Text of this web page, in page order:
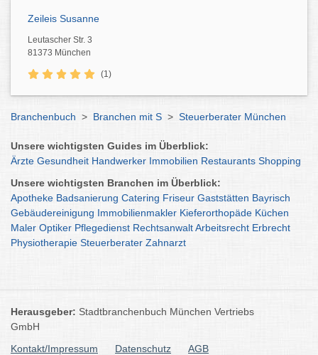
Zeileis Susanne
Leutascher Str. 3
81373 München
(1)
Branchenbuch > Branchen mit S > Steuerberater München
Unsere wichtigsten Guides im Überblick:
Ärzte Gesundheit Handwerker Immobilien Restaurants Shopping
Unsere wichtigsten Branchen im Überblick:
Apotheke Badsanierung Catering Friseur Gaststätten Bayrisch
Gebäudereinigung Immobilienmakler Kieferorthopäde Küchen
Maler Optiker Pflegedienst RechtsanwaltArbeitsrecht Erbrecht
Physiotherapie Steuerberater Zahnarzt
Herausgeber: Stadtbranchenbuch München Vertriebs
GmbH
Kontakt/Impressum
Datenschutz AGB